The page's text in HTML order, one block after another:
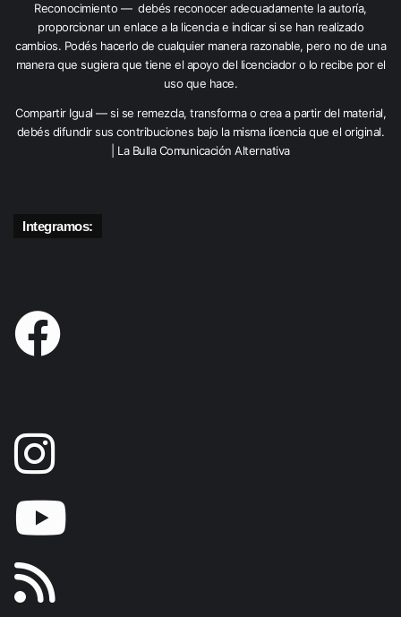
Reconocimiento — debés reconocer adecuadamente la autoría,
proporcionar un enlace a la licencia e indicar si se han realizado
cambios. Podés hacerlo de cualquier manera razonable, pero no de una
manera que sugiera que tiene el apoyo del licenciador o lo recibe por el
uso que hace.
Compartir Igual — si se remezcla, transforma o crea a partir del material,
debés difundir sus contribuciones bajo la misma licencia que el original.
| La Bulla Comunicación Alternativa
Integramos: